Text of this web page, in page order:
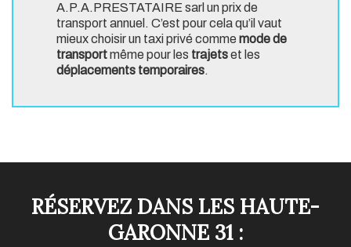
A.P.A.PRESTATAIRE sarl un prix de
transport annuel. C’est pour cela qu’il vaut
mieux choisir un taxi privé comme mode de
transportmême pour les trajetset les
déplacements temporaires.
RÉSERVEZ DANS LES HAUTE-
GARONNE 31 :